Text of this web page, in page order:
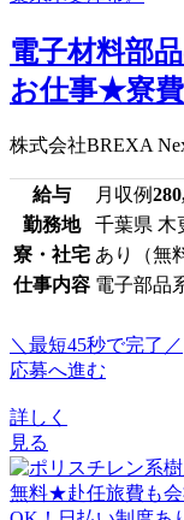
電子材料部
お仕事★寮費
株式会社BREXA
給与 月収例
勤務地
千葉県 木
寮・社宅 あり（無
仕事内容 電子部品
＼最短45秒で完了／
応募へ進む
詳しく
見る